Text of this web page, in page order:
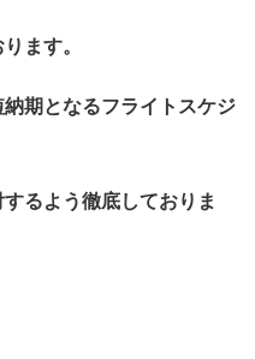
ます。
期となるフライトスケジ
るよう徹底しておりま